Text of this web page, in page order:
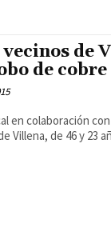
vecinos de
de cobre
en colaboración con
Villena, de 46 y 23